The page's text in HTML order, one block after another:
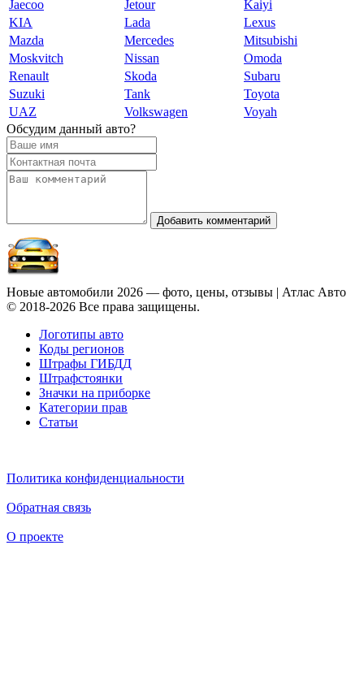
Jaecoo
Jetour
Kaiyi
KIA
Lada
Lexus
Mazda
Mercedes
Mitsubishi
Moskvitch
Nissan
Omoda
Renault
Skoda
Subaru
Suzuki
Tank
Toyota
UAZ
Volkswagen
Voyah
Обсудим данный авто?
Добавить комментарий
Новые автомобили 2026 — фото, цены, отзывы | Атлас Авто
© 2018-2026 Все права защищены.
Логотипы авто
Коды регионов
Штрафы ГИБДД
Штрафстоянки
Значки на приборке
Категории прав
Статьи
Политика конфиденциальности
Обратная связь
О проекте